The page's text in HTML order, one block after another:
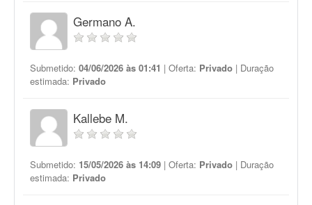
Germano A.
Submetido: 04/06/2026 às 01:41 | Oferta: Privado | Duração
estimada: Privado
Kallebe M.
Submetido: 15/05/2026 às 14:09 | Oferta: Privado | Duração
estimada: Privado